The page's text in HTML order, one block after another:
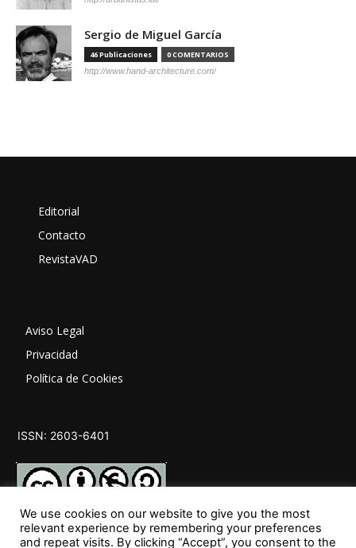
Sergio de Miguel García
46 Publicaciones 0 COMENTARIOS
http://www.hand-architecture.com/
Editorial
Contacto
RevistaVAD
Aviso Legal
Privacidad
Política de Cookies
ISSN: 2603-6401
We use cookies on our website to give you the most
relevant experience by remembering your preferences
and repeat visits. By clicking “Accept”, you consent to the